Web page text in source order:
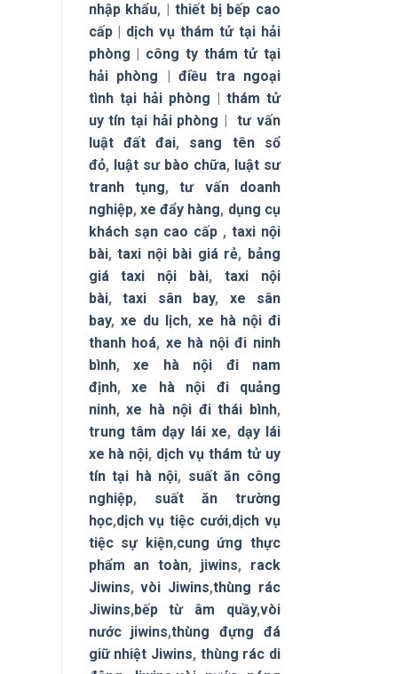
nhập khẩu, | thiết bị bếp cao
cấp| dịch vụ thám tử tại hải
phòng
công ty thám tử tại
hải phòng
điều tra ngoại
tình tại hải phòng
thám tử
uy tín tại hải phòng |tư vấn
luật đất đai, sang tên sổ
đỏ, luật sư bào chữa, luật sư
tranh tụng,tư vấn doanh
nghiệp, xe đẩy hàng, dụng cụ
khách sạn cao cấp, taxi nội
bài,taxi nội bài giá rẻ, bảng
giá taxi nội bài,taxi nội
bài, taxi sân bay, xe sân
bay, xe du lịch, xe hà nội đi
thanh hoá, xe hà nội đi ninh
bình, xe hà nội đi nam
định, xe hà nội đi quảng
ninh,xe hà nội đi thái bình,
trung tâm dạy lái xe, dạy lái
xe hà nội, dịch vụ thám tử uy
tín tại hà nội, suất ăn công
nghiệp, suất ăn trường
học,dịch vụ tiệc cưới,dịch vụ
tiệc sự kiện,cung ứng thực
phẩm an toàn, jiwins, rack
Jiwins,vòi Jiwins,thùng rác
Jiwins,bếp từ âm quầy,vòi
nước jiwins,thùng đựng đá
giữ nhiệt Jiwins, thùng rác di